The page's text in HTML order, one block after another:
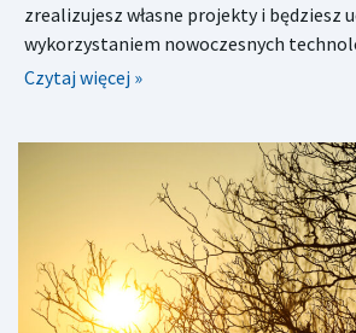
zrealizujesz własne projekty i będziesz
wykorzystaniem nowoczesnych
Czytaj więcej »